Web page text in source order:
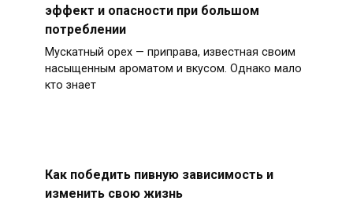
эффект и опасности при большом
потреблении
Мускатный орех — приправа, известная своим
насыщенным ароматом и вкусом. Однако мало
кто знает
Как победить пивную зависимость и
изменить свою жизнь